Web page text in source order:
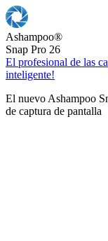
Ashampoo®
Snap Pro 26
El profesional de las
inteligente!
El nuevo Ashampoo
de captura de pantalla